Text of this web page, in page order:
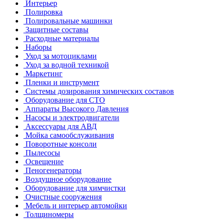
Интерьер
Полировка
Полировальные машинки
Защитные составы
Расходные материалы
Наборы
Уход за мотоциклами
Уход за водной техникой
Маркетинг
Пленки и инструмент
Системы дозирования химических составов
Оборудование для СТО
Аппараты Высокого Давления
Насосы и электродвигатели
Аксессуары для АВД
Мойка самообслуживания
Поворотные консоли
Пылесосы
Освещение
Пеногенераторы
Воздушное оборудование
Оборудование для химчистки
Очистные сооружения
Мебель и интерьер автомойки
Толщиномеры